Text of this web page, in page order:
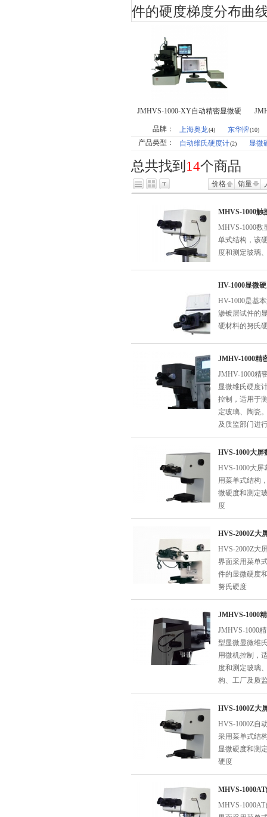
件的硬度梯度分布曲
JMHVS-1000-XY自动精密显微硬
品牌： 上海奥龙(4) 东华牌(10)
产品类型： 自动维氏硬度计(2) 显微
总共找到 14个商品
价格 销量
MHVS-1000触
MHVS-1000数
单式结构，该
度和测定玻璃
HV-1000显微
HV-1000是基
渗镀层试件的
硬材料的努氏
JMHV-1000精
JMHV-1000精
显微维氏硬度
控制，适用于
定玻璃、陶瓷
及质监部门进
HVS-1000大屏
HVS-1000大
用菜单式结构
微硬度和测定
度
HVS-2000Z大
HVS-2000Z大
界面采用菜单
件的显微硬度
努氏硬度
JMHVS-1000
JMHVS-1000
型显微显微维
用微机控制，
度和测定玻璃
构、工厂及质
HVS-1000Z大
HVS-1000Z自
采用菜单式结
显微硬度和测
硬度
MHVS-
MHVS-